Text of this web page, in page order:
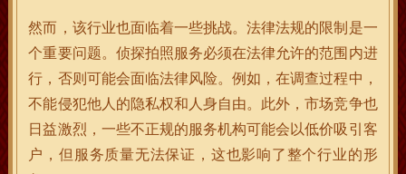
然而，该行业也面临着一些挑战。法律法规的限制是一
个重要问题。侦探拍照服务必须在法律允许的范围内进
行，否则可能会面临法律风险。例如，在调查过程中，
不能侵犯他人的隐私权和人身自由。此外，市场竞争也
日益激烈，一些不正规的服务机构可能会以低价吸引客
户，但服务质量无法保证，这也影响了整个行业的形